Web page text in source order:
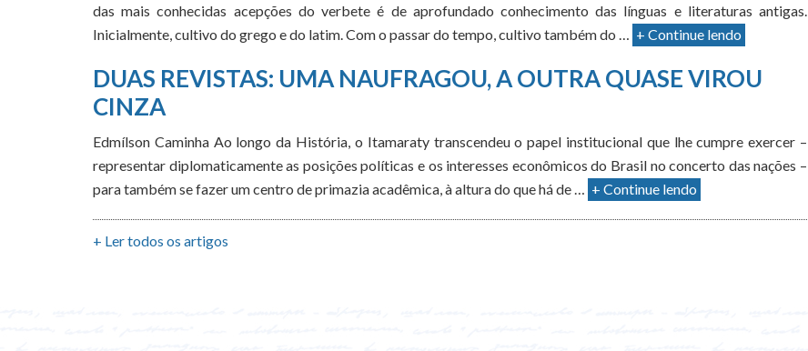
das mais conhecidas acepções do verbete é de aprofundado conhecimento das línguas e literaturas antigas.
Inicialmente, cultivo do grego e do latim. Com o passar do tempo, cultivo também do … + Continue lendo
DUAS REVISTAS: UMA NAUFRAGOU, A OUTRA QUASE VIROU
CINZA
Edmílson Caminha Ao longo da História, o Itamaraty transcendeu o papel institucional que lhe cumpre exercer –
representar diplomaticamente as posições políticas e os interesses econômicos do Brasil no concerto das nações –
para também se fazer um centro de primazia acadêmica, à altura do que há de … + Continue lendo
+ Ler todos os artigos